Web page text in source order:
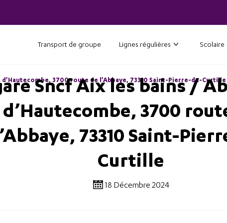
Transport de groupe Lignes régulières Scolaire
3700 route de l’Abbaye, 73310 Saint-Pierre-de-Curtille
Sncf Aix les bains /
d’Hautecombe, 3700
73310 Saint-
Curtille
18 Décembre 2024